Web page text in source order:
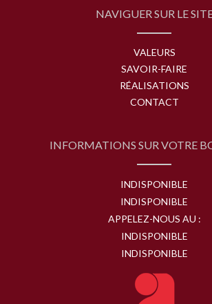
NAVIGUER SUR LE
VALEURS
SAVOIR-FAIRE
RÉALISATIONS
CONTACT
INFORMATIONS SUR VOTRE
INDISPONIBLE
INDISPONIBLE
APPELEZ-NOUS AU :
INDISPONIBLE
INDISPONIBLE